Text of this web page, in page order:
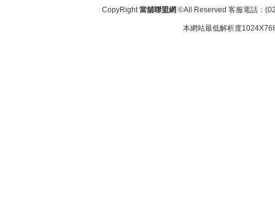
CopyRight當舖聯盟網 ©All Reserved 客服電話：
本網站最低解析度